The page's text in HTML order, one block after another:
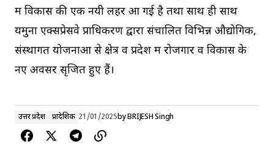
में विकास की एक नयी लहर आ गई है तथा साथ ही साथ
यमुना एक्सप्रेसवे प्राधिकरण द्वारा संचालित विभिन्न औद्योगिक,
संस्थागत योजनाओं से क्षेत्र व प्रदेश में रोजगार व विकास के
नए अवसर सृजित हुए हैं।
उत्तर प्रदेश प्रादेशिक 21/01/2025byBRIJESH Singh